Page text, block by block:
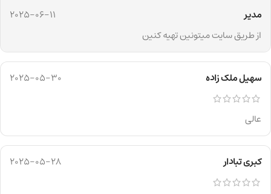
مدیر
2025-06-11
از طریق سایت میتونین تهیه کنین
سهیل ملک زاده 2025-05-30
عالی
کبری تبادار 2025-05-28